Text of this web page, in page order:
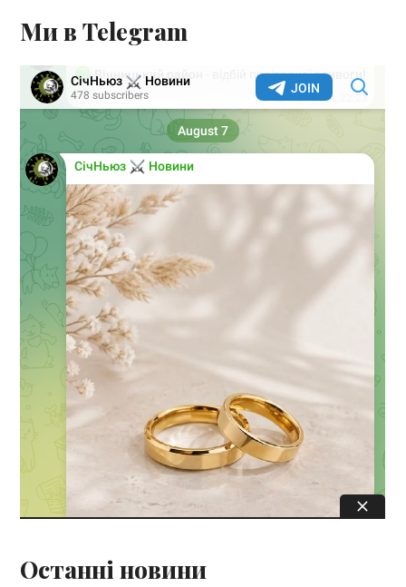
Ми в Telegram
Останні новини